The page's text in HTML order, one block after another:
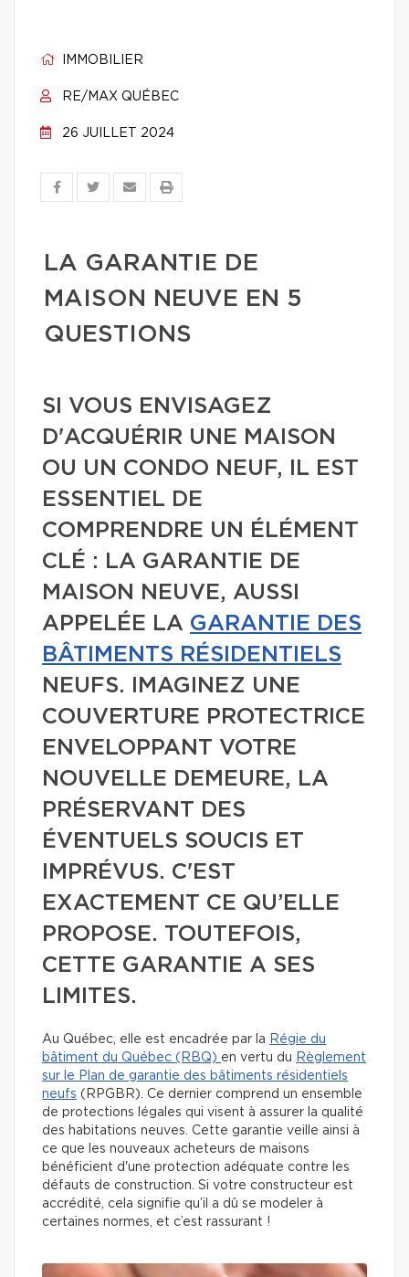
IMMOBILIER
RE/MAX QUÉBEC
26 JUILLET 2024
LA GARANTIE DE
MAISON NEUVE EN 5
QUESTIONS
SI VOUS ENVISAGEZ
D'ACQUÉRIR UNE MAISON
OU UN CONDO NEUF, IL EST
ESSENTIEL DE
COMPRENDRE UN ÉLÉMENT
CLÉ : LA GARANTIE DE
MAISON NEUVE, AUSSI
APPELÉE LA GARANTIE DES
BÂTIMENTS RÉSIDENTIELS
NEUFS. IMAGINEZ UNE
COUVERTURE PROTECTRICE
ENVELOPPANT VOTRE
NOUVELLE DEMEURE, LA
PRÉSERVANT DES
ÉVENTUELS SOUCIS ET
IMPRÉVUS. C'EST
EXACTEMENT CE QU’ELLE
PROPOSE. TOUTEFOIS,
CETTE GARANTIE A SES
LIMITES.
Au Québec, elle est encadrée par la Régie du
bâtiment du Québec (RBQ) en vertu du Règlement
sur le Plan de garantie des bâtiments résidentiels
neufs (RPGBR). Ce dernier comprend un ensemble
de protections légales qui visent à assurer la qualité
des habitations neuves. Cette garantie veille ainsi à
ce que les nouveaux acheteurs de maisons
bénéficient d'une protection adéquate contre les
défauts de construction. Si votre constructeur est
accrédité, cela signifie qu’il a dû se modeler à
certaines normes, et c’est rassurant !